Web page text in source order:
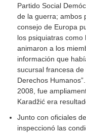
Partido Social
de la guerra; ambos
consejo de Europa
los psiquiatras
animaron a los
información que
sucursal francesa
Derechos
2008, fue
Karadžić era
Junto con oficiales
inspeccionó las